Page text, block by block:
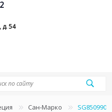
д. 54
Сан-Марко